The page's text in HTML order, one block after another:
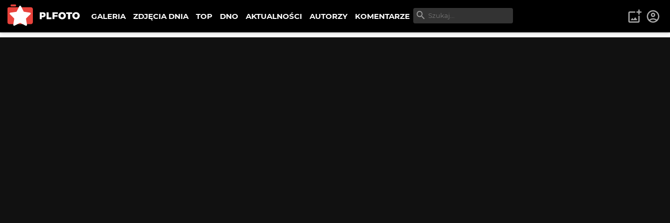
GALERIA ZDJĘCIA DNIA TOP DNO AKTUALNOŚCI AUTORZY KOMENTARZE